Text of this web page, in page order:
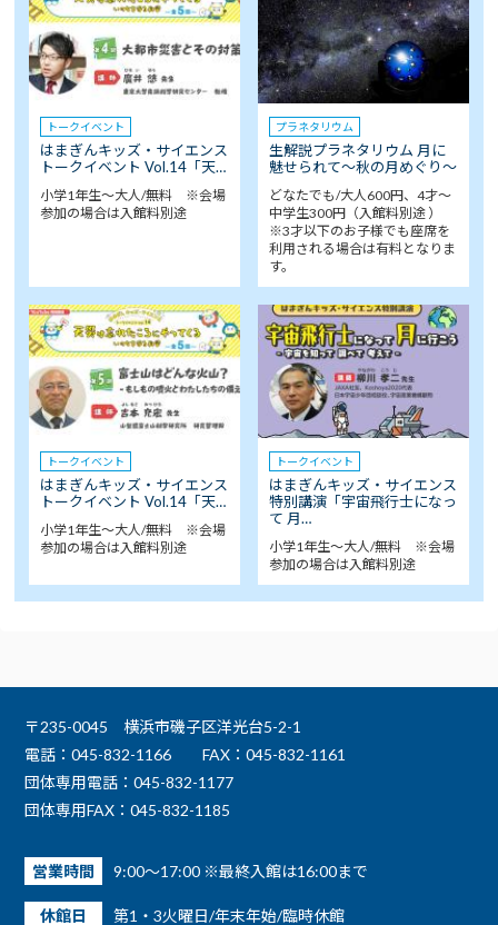
トークイベント
はまぎんキッズ・サイエンス
トークイベント Vol.14「天…
小学1年生～大人/無料 ※会場
参加の場合は入館料別途
プラネタリウム
生解説プラネタリウム 月に
魅せられて～秋の月めぐり～
どなたでも/大人600円、4才～
中学生300円（入館料別途 ）
※3才以下のお子様でも座席を
利用される場合は有料となりま
す。
トークイベント
はまぎんキッズ・サイエンス
トークイベント Vol.14「天…
小学1年生～大人/無料 ※会場
参加の場合は入館料別途
トークイベント
はまぎんキッズ・サイエンス
特別講演「宇宙飛行士になっ
て 月…
小学1年生～大人/無料 ※会場
参加の場合は入館料別途
〒235-0045 横浜市磯子区洋光台5-2-1
電話：045-832-1166
FAX：045-832-1161
団体専用電話：045-832-1177
団体専用FAX：045-832-1185
営業時間 9:00～17:00 ※最終入館は16:00まで
休館日 第1・3火曜日/年末年始/臨時休館